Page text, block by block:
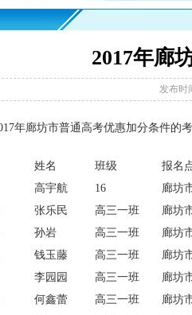
2017年廊
发布时
年廊坊市普通高考优惠加分条件的
姓名 班级 报名
高宇航 16 廊坊
张乐民 高三一班 廊坊
孙岩 高三一班 廊坊
钱玉藤 高三一班 廊坊
李园园 高三一班 廊坊
何鑫蕾 高三一班 廊坊